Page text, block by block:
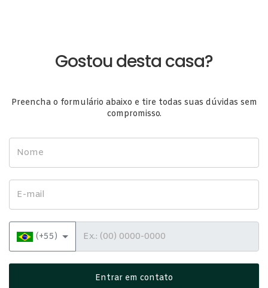
Gostou desta casa?
Preencha o formulário abaixo e tire todas suas dúvidas sem
compromisso.
(+55)
Entrar em contato